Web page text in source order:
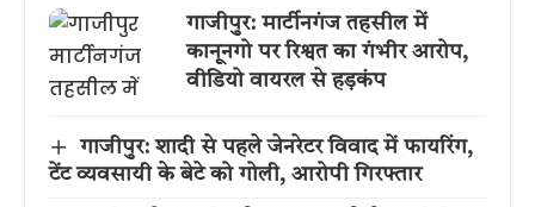
गाजीपुर: मार्टीनगंज तहसील में
कानूनगो पर रिश्वत का गंभीर आरोप,
वीडियो वायरल से हड़कंप
गाजीपुर: शादी से पहले जेनरेटर विवाद में फायरिंग,
टेंट व्यवसायी के बेटे को गोली, आरोपी गिरफ्तार